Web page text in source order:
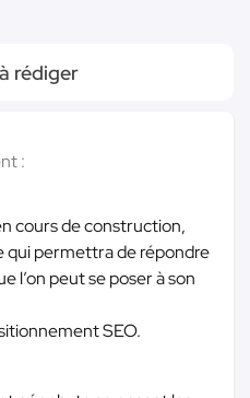
rédiger
:
cours de construction,
qui permettra de répondre
l’on peut se poser à son
SEO.